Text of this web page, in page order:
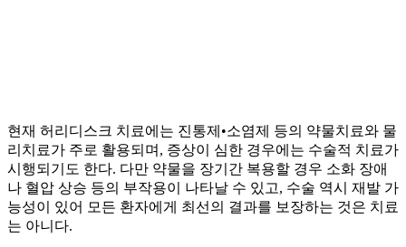
현재 허리디스크 치료에는 진통제•소염제 등의 약물치료와 물
리치료가 주로 활용되며, 증상이 심한 경우에는 수술적 치료가
시행되기도 한다. 다만 약물을 장기간 복용할 경우 소화 장애
나 혈압 상승 등의 부작용이 나타날 수 있고, 수술 역시 재발 가
능성이 있어 모든 환자에게 최선의 결과를 보장하는 것은 치료
는 아니다.